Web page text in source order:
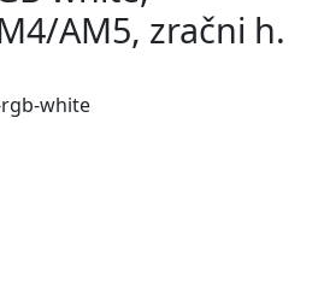
AM5, zračni h.
white